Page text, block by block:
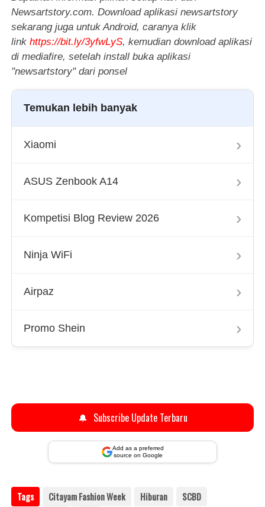
Newsartstory.com. Download aplikasi newsartstory
sekarang juga untuk Android, caranya klik
linkhttps://bit.ly/3yfwLyS, kemudian download aplikasi
di mediafire, setelah install buka aplikasi
"newsartstory" dari ponsel
Temukan lebih banyak
Xiaomi ›
ASUS Zenbook A14 ›
Kompetisi Blog Review 2026 ›
Ninja WiFi ›
Airpaz ›
Promo Shein ›
🔔 Subscribe Update Terbaru
Add as a preferred
source on Google
Tags Citayam Fashion Week Hiburan
SCBD